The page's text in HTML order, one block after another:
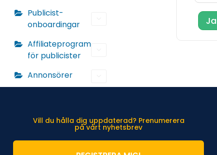
Publicist-
onboardingar
Affiliateprogram
för publicister
Annonsörer
Ja
Vill du hålla dig uppdaterad? Prenumerera
på vårt nyhetsbrev